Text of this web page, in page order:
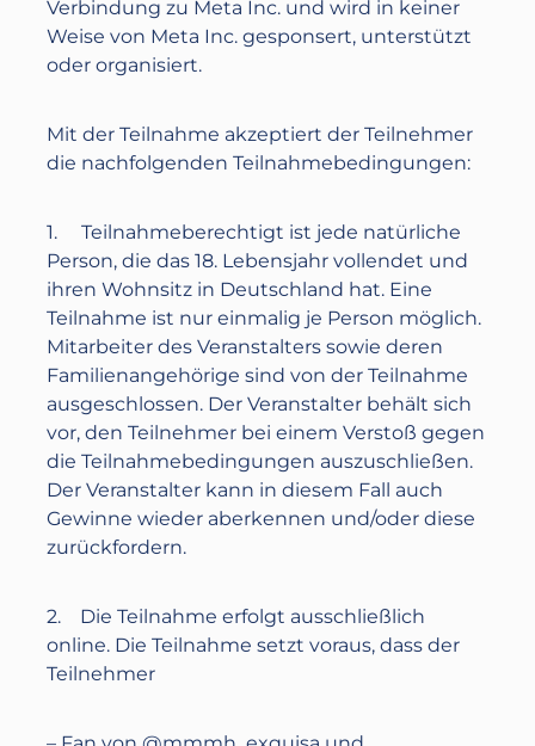
Verbindung zu Meta Inc. und wird in keiner
Weise von Meta Inc. gesponsert, unterstützt
oder organisiert.
Mit der Teilnahme akzeptiert der Teilnehmer
die nachfolgenden Teilnahmebedingungen:
1. Teilnahmeberechtigt ist jede natürliche
Person, die das 18. Lebensjahr vollendet und
ihren Wohnsitz in Deutschland hat. Eine
Teilnahme ist nur einmalig je Person möglich.
Mitarbeiter des Veranstalters sowie deren
Familienangehörige sind von der Teilnahme
ausgeschlossen. Der Veranstalter behält sich
vor, den Teilnehmer bei einem Verstoß gegen
die Teilnahmebedingungen auszuschließen.
Der Veranstalter kann in diesem Fall auch
Gewinne wieder aberkennen und/oder diese
zurückfordern.
2. Die Teilnahme erfolgt ausschließlich
online. Die Teilnahme setzt voraus, dass der
Teilnehmer